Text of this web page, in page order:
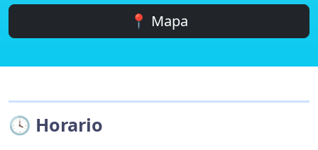
📍 Mapa
🕓 Horario